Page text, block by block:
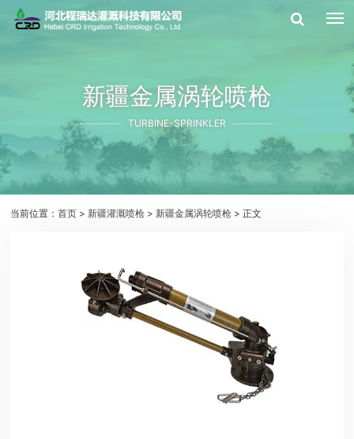
新疆金属涡轮喷枪
TURBINE-SPRINKLER
当前位置：首页 > 新疆灌溉喷枪 > 新疆金属涡轮喷枪 > 正文